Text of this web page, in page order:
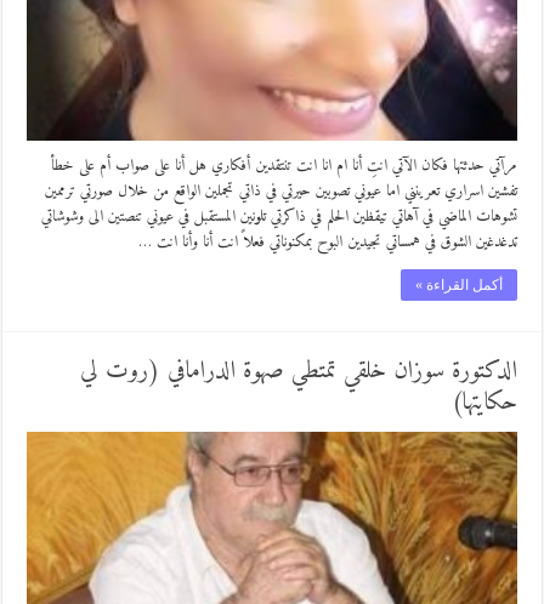
مرآتي حدثتها فكان الآتي انتِ أنا ام انا انت تنتقدين أفكاري هل أنا على صواب أم على خطأ
تفشين اسراري تعرينني اما عيوني تصوبين حيرتي في ذاتي تجملين الواقع من خلال صورتي ترممين
تشوهات الماضي في آهاتي تيقظين الحلم في ذاكرتي تلونين المستقبل في عيوني تنصتين الى وشوشاتي
تدغدغين الشوق في همساتي تجيدين البوح بمكنوناتي فعلاً انت أنا وأنا انت …
أكمل القراءة »
الدكتورة سوزان خلقي تمتطي صهوة الدرامافي (روت لي
حكايتها)